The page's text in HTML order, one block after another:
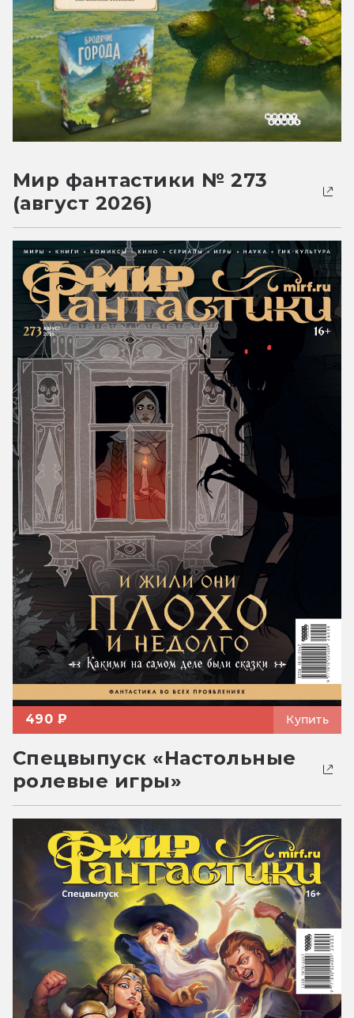
Мир фантастики № 273
(август 2026)
490 ₽ Купить
Спецвыпуск «Настольные
ролевые игры»